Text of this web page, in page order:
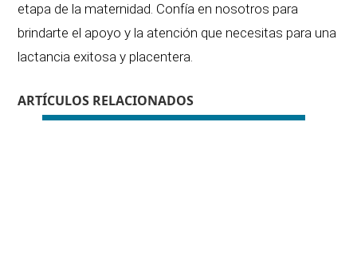
etapa de la maternidad. Confía en nosotros para
brindarte el apoyo y la atención que necesitas para una
lactancia exitosa y placentera.
ARTÍCULOS RELACIONADOS